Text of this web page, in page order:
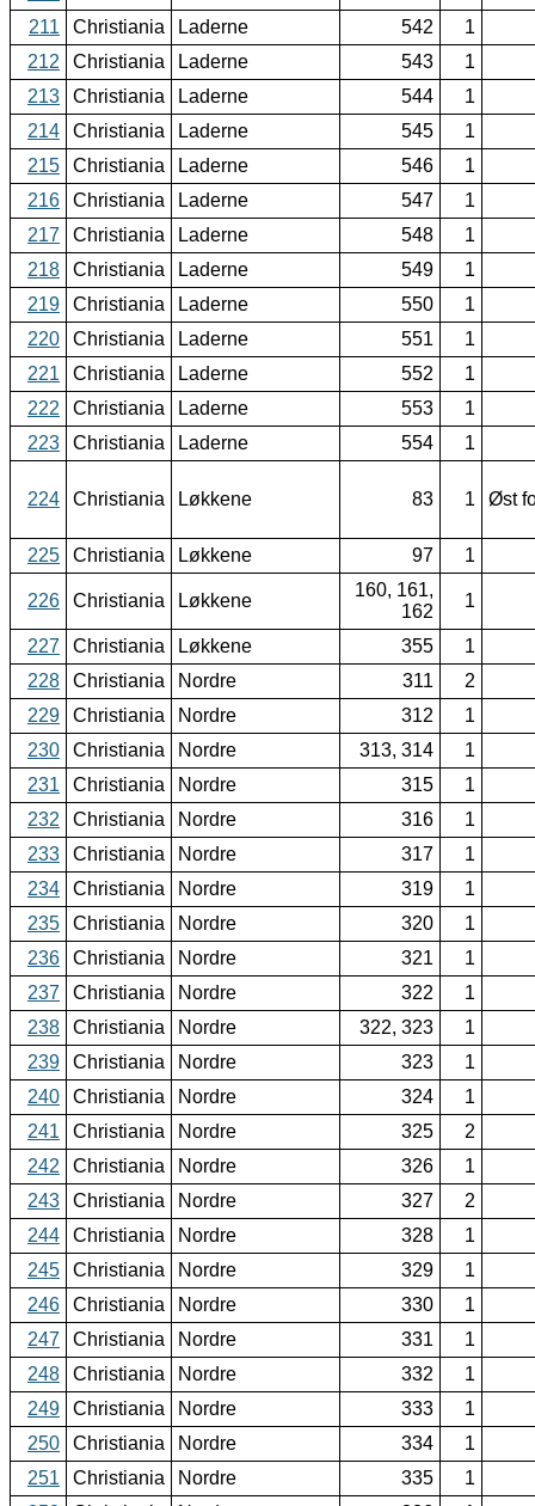
211
Christiania Laderne 542
1
212
Christiania Laderne 543
1
213
Christiania Laderne 544
1
214
Christiania Laderne 545
1
215
Christiania Laderne 546
1
216
Christiania Laderne 547
1
217
Christiania Laderne 548
1
218
Christiania Laderne 549
1
219
Christiania Laderne 550
1
220
Christiania Laderne 551
1
221
Christiania Laderne 552
1
222
Christiania Laderne 553
1
223
Christiania Laderne 554 1
224 Christiania Løkkene 83 1 Øst
225 Christiania Løkkene 97 1
226 Christiania Løkkene
160, 161,
162
1
227 Christiania Løkkene 355
1
228
Christiania Nordre 311
2
229
Christiania Nordre 312
1
230
Christiania Nordre 313, 314
1
231
Christiania Nordre 315
1
232
Christiania Nordre 316
1
233
Christiania Nordre 317
1
234
Christiania Nordre 319
1
235
Christiania Nordre 320
1
236
Christiania Nordre 321
1
237
Christiania Nordre 322
1
238
Christiania Nordre 322, 323
1
239
Christiania Nordre 323
1
240
Christiania Nordre 324
1
241
Christiania Nordre 325
2
242
Christiania Nordre 326
1
243
Christiania Nordre 327
2
244
Christiania Nordre 328
1
245
Christiania Nordre 329
1
246
Christiania Nordre 330
1
247
Christiania Nordre 331
1
248
Christiania Nordre 332
1
249
Christiania Nordre 333
1
250
Christiania Nordre 334
1
251
Christiania Nordre 335
1